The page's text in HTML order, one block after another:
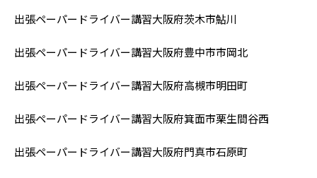
出張ペーパードライバー講習大阪府茨木市鮎川
出張ペーパードライバー講習大阪府豊中市市岡北
出張ペーパードライバー講習大阪府高槻市明田町
出張ペーパードライバー講習大阪府箕面市栗生間谷西
出張ペーパードライバー講習大阪府門真市石原町